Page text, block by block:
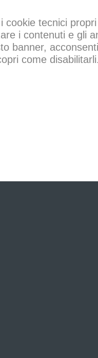
cookie tecnici
i contenuti e gli
banner,
come